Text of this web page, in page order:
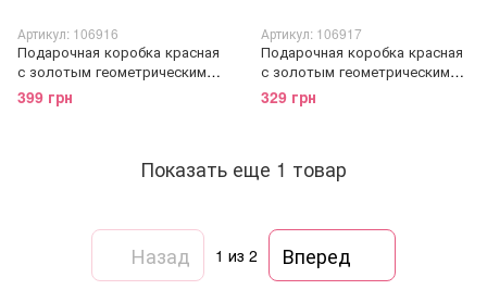
Артикул: 106916
Подарочная коробка красная
с золотым геометрическим
рисунком, L — 25,3×18×13,5
см
399 грн
Артикул: 106917
Подарочная коробка красная
с золотым геометрическим
рисунком, M — 23×16×12 см
329 грн
Показать еще 1 товар
Назад 1 из 2 Вперед